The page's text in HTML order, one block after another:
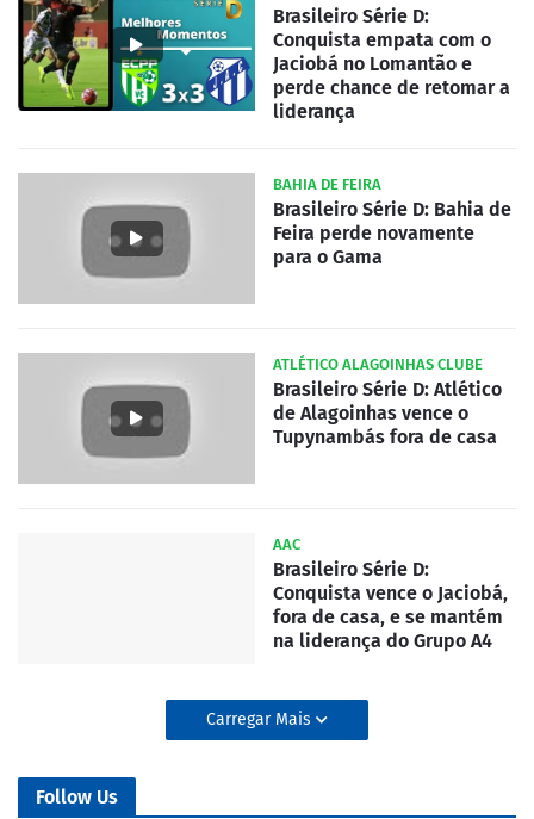
Brasileiro Série D:
Conquista empata com o
Jaciobá no Lomantão e
perde chance de retomar a
liderança
BAHIA DE FEIRA
Brasileiro Série D: Bahia de
Feira perde novamente
para o Gama
ATLÉTICO ALAGOINHAS CLUBE
Brasileiro Série D: Atlético
de Alagoinhas vence o
Tupynambás fora de casa
AAC
Brasileiro Série D:
Conquista vence o Jaciobá,
fora de casa, e se mantém
na liderança do Grupo A4
Carregar Mais
Follow Us